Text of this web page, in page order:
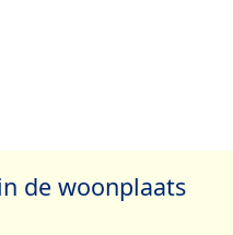
de woonplaats